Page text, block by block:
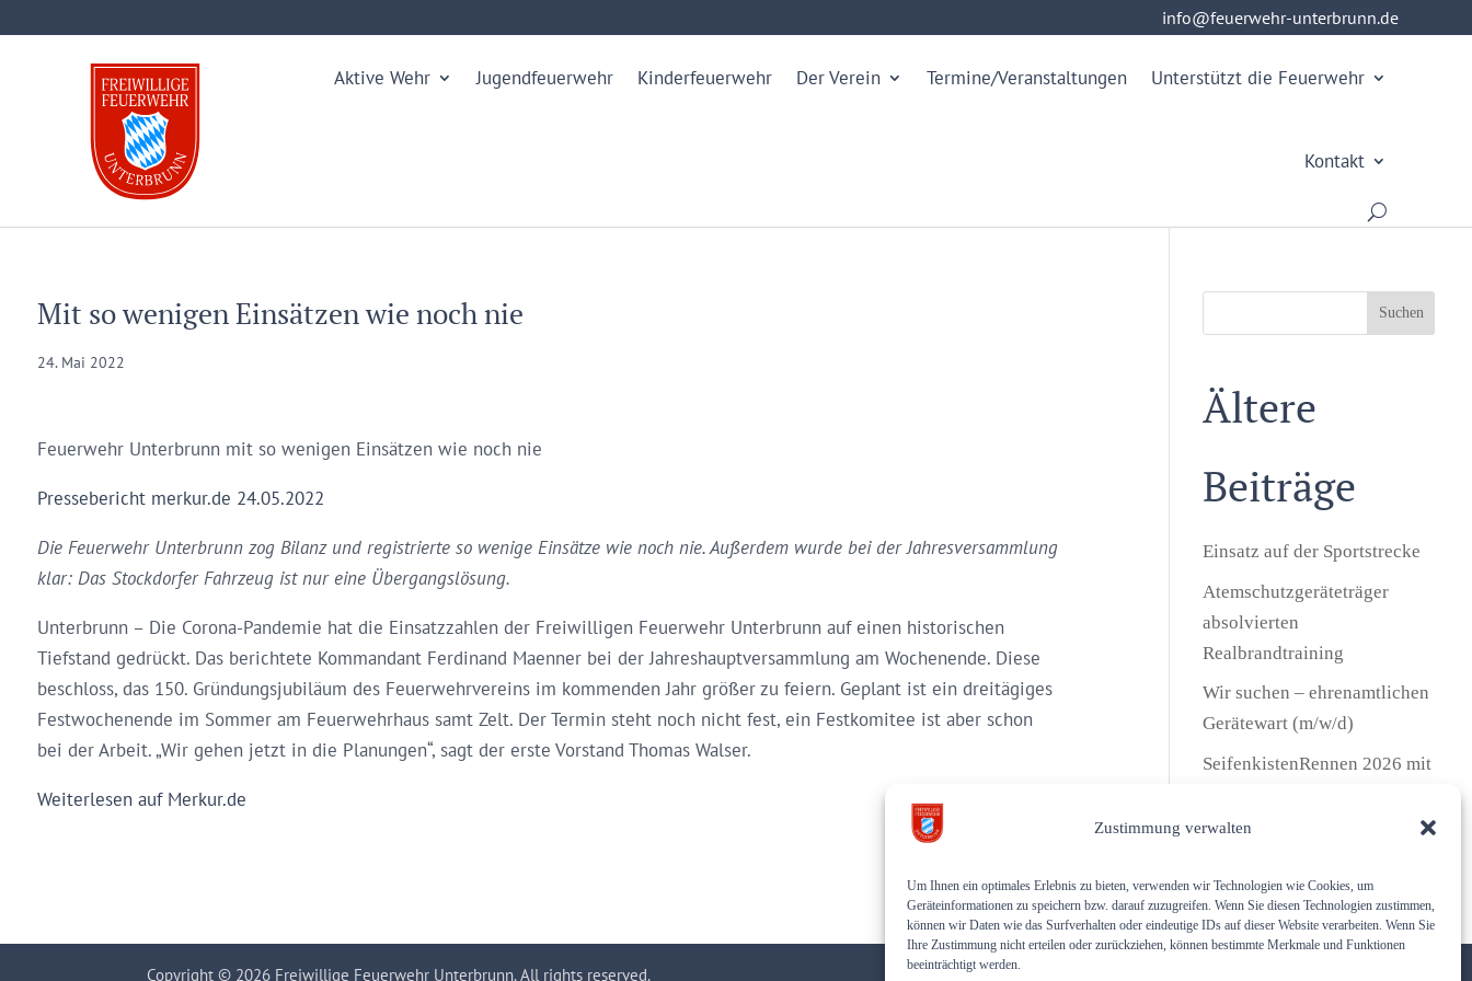
Zustimmung verwalten
Um Ihnen ein optimales Erlebnis zu bieten, verwenden wir Technologien wie Cookies, um
Geräteinformationen zu speichern bzw. darauf zuzugreifen. Wenn Sie diesen Technologien zustimmen,
können wir Daten wie das Surfverhalten oder eindeutige IDs auf dieser Website verarbeiten. Wenn Sie
Ihre Zustimmung nicht erteilen oder zurückziehen, können bestimmte Merkmale und Funktionen
beeinträchtigt werden.
info@feuerwehr-unterbrunn.de
info@feuerwehr-unterbrunn.de
Aktive Wehr Jugendfeuerwehr Kinderfeuerwehr Der Verein Termine/Veranstaltungen Unterstützt die Feuerwehr
Kontakt
Mit so wenigen Einsätzen wie noch nie
24. Mai 2022
Feuerwehr Unterbrunn mit so wenigen Einsätzen wie noch nie
Pressebericht merkur.de 24.05.2022
Die Feuerwehr Unterbrunn zog Bilanz und registrierte so wenige Einsätze wie noch nie. Außerdem wurde bei der Jahresversammlung
klar: Das Stockdorfer Fahrzeug ist nur eine Übergangslösung.
Unterbrunn – Die Corona-Pandemie hat die Einsatzzahlen der Freiwilligen Feuerwehr Unterbrunn auf einen historischen
Tiefstand gedrückt. Das berichtete Kommandant Ferdinand Maenner bei der Jahreshauptversammlung am Wochenende. Diese
beschloss, das 150. Gründungsjubiläum des Feuerwehrvereins im kommenden Jahr größer zu feiern. Geplant ist ein dreitägiges
Festwochenende im Sommer am Feuerwehrhaus samt Zelt. Der Termin steht noch nicht fest, ein Festkomitee ist aber schon
bei der Arbeit. „Wir gehen jetzt in die Planungen“, sagt der erste Vorstand Thomas Walser.
Weiterlesen auf Merkur.de
Suchen
Ältere
Beiträge
Einsatz auf der Sportstrecke
Atemschutzgeräteträger
absolvierten
Realbrandtraining
Wir suchen – ehrenamtlichen
Gerätewart (m/w/d)
SeifenkistenRennen 2026 mit
Freiwillige Feuerwehr
Copyright © 2026 Freiwillige Feuerwehr Unterbrunn. All rights reserved.